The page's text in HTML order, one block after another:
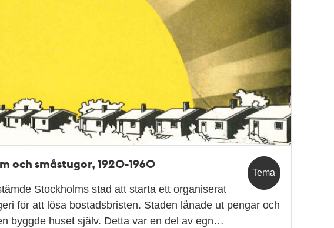
Tema
och småstugor, 1920-1960
Stockholms stad att starta ett organiserat
för att lösa bostadsbristen. Staden lånade ut pengar och
byggde huset själv. Detta var en del av egn…